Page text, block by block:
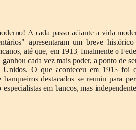
A cada passo adiante a vida
apresentaram um breve
até que, em 1913, finalmente o
cada vez mais poder, a ponto de
Unidos. O que aconteceu em 1913 foi
banqueiros destacados se reuniu para
especialistas em bancos, mas